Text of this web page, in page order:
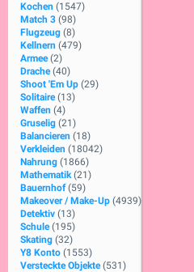
Kochen (1547)
Match 3 (98)
Flugzeug (8)
Kellnern (479)
Armee (2)
Drache (40)
Shoot 'Em Up (29)
Solitaire (13)
Waffen (4)
Gruselig (21)
Balancieren (18)
Verkleiden (18042)
Nahrung (1866)
Mathematik (21)
Bauernhof (59)
Makeover / Make-Up (4939)
Detektiv (13)
Schule (195)
Skating (32)
Y8 Konto (1553)
Versteckte Objekte (531)